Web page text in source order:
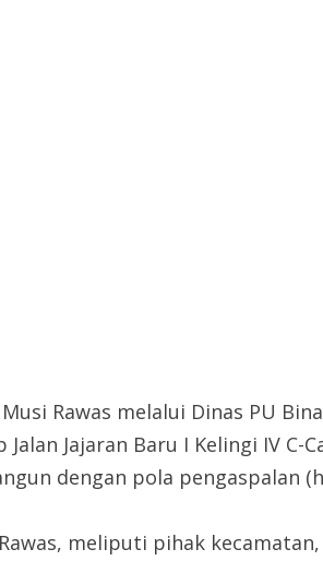
Rawas melalui Dinas PU
Jajaran Baru I Kelingi IV C-
dengan pola pengaspalan
meliputi pihak